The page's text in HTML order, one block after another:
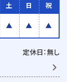
土 日 祝
▲ ▲ ▲
定休日：無し